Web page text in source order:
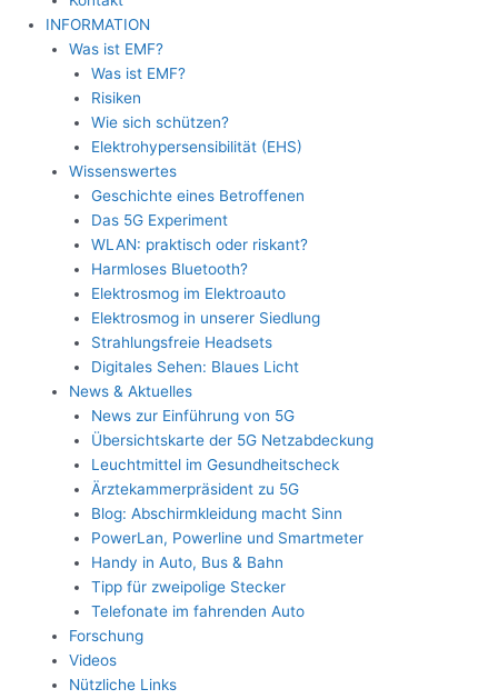
INFORMATION
Was ist EMF?
Was ist EMF?
Risiken
Wie sich schützen?
Elektrohypersensibilität (EHS)
Wissenswertes
Geschichte eines Betroffenen
Das 5G Experiment
WLAN: praktisch oder riskant?
Harmloses Bluetooth?
Elektrosmog im Elektroauto
Elektrosmog in unserer Siedlung
Strahlungsfreie Headsets
Digitales Sehen: Blaues Licht
News & Aktuelles
News zur Einführung von 5G
Übersichtskarte der 5G Netzabdeckung
Leuchtmittel im Gesundheitscheck
Ärztekammerpräsident zu 5G
Blog: Abschirmkleidung macht Sinn
PowerLan, Powerline und Smartmeter
Handy in Auto, Bus & Bahn
Tipp für zweipolige Stecker
Telefonate im fahrenden Auto
Forschung
Videos
Nützliche Links